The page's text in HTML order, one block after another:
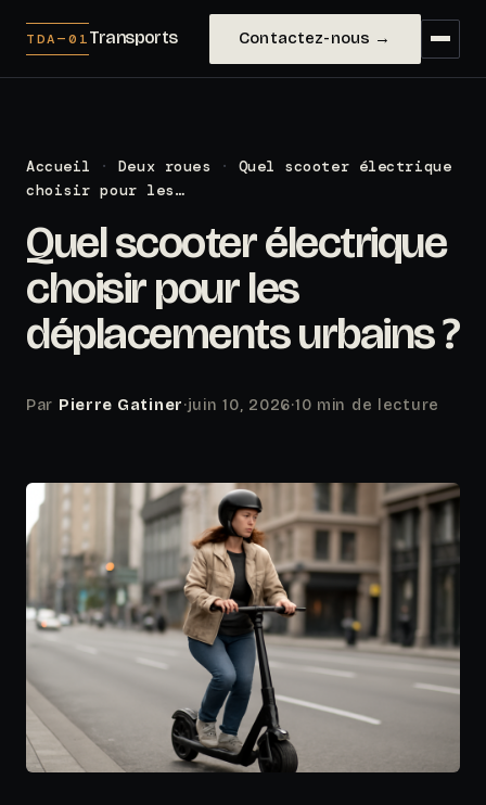
TDA—01Transports Contactez-nous →
Accueil · Deux roues ·
Quel scooter électrique
choisir pour les…
Quel scooter électrique
choisir pour les
déplacements urbains ?
Par Pierre Gatiner·juin 10, 2026·10 min de lecture